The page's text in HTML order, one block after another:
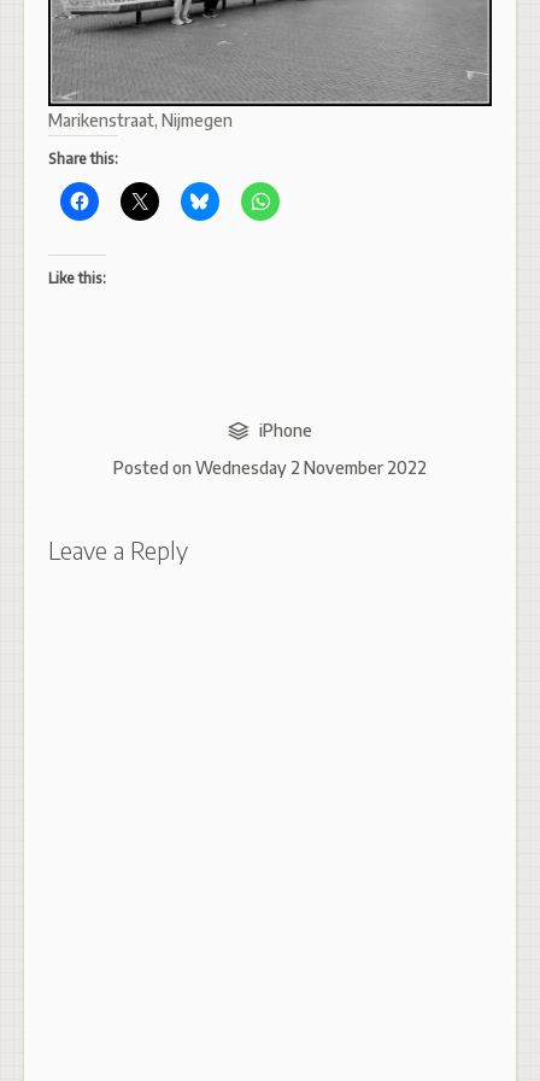
Marikenstraat, Nijmegen
Share this:
Like this:
iPhone
Posted on Wednesday 2 November 2022
Leave a Reply